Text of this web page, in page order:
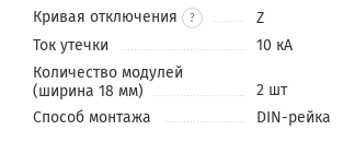
Кривая отключения
?
Z
Ток утечки
10 кА
Количество модулей
(ширина 18 мм)
2 шт
Способ монтажа
DIN-рейка